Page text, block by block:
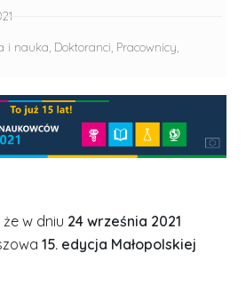
i nauka, Doktoranci, Pracownicy,
w dniu 24 września 2021
15. edycja Małopolskiej